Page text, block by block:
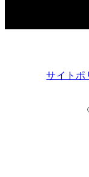
サイトポ